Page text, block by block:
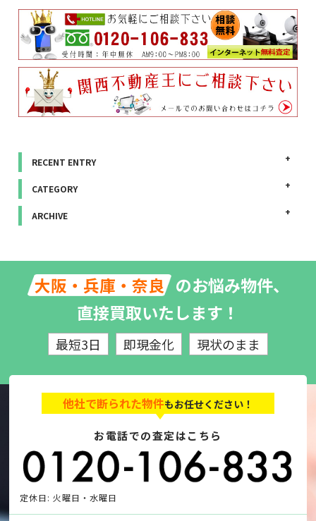
RECENT ENTRY
CATEGORY
ARCHIVE
大阪・兵庫・奈良 のお悩み物件、
直接買取いたします！
最短3日 即現金化 現状のまま
他社で断られた物件もお任せください！
お電話での査定はこちら
定休日: 火曜日・水曜日